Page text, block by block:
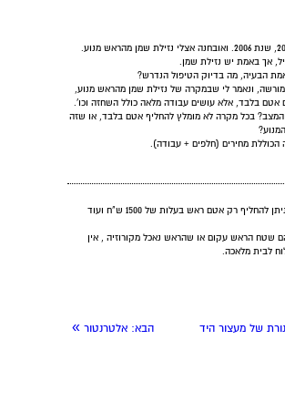
ברשותי פיג'ו 206, שנת 2006. ואובחנה אצלי נזילת שמן מהראש מנוע.
אך באמת יש נזילת שמן.
הבעיה, מה בדיוק הטיפול הנדרש?
ונאמר לי שבמקרה של נזילת שמן מהראש מנוע,
אטם בלבד, אלא עושים עבודה מלאה כולל השחזה וכו'.
בכל מקרה לא מומלץ להחליף אטם בלבד, או שזה
מחירים (חלפים + עבודה).
ברוב המקרים ניתן להחליף רק אטם ראש בעלות של 1500 ש"ח ועוד
שטח הראש עקום או שהראש נאכל מקורוזיה , אין
לבית מלאכה.
של מעצור היד הבא: אלטרנטור »